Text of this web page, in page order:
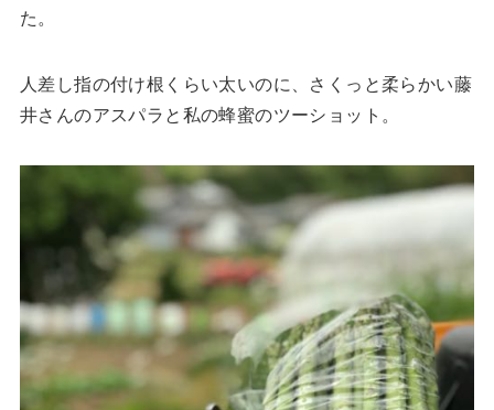
た。
人差し指の付け根くらい太いのに、さくっと柔らかい藤
井さんのアスパラと私の蜂蜜のツーショット。